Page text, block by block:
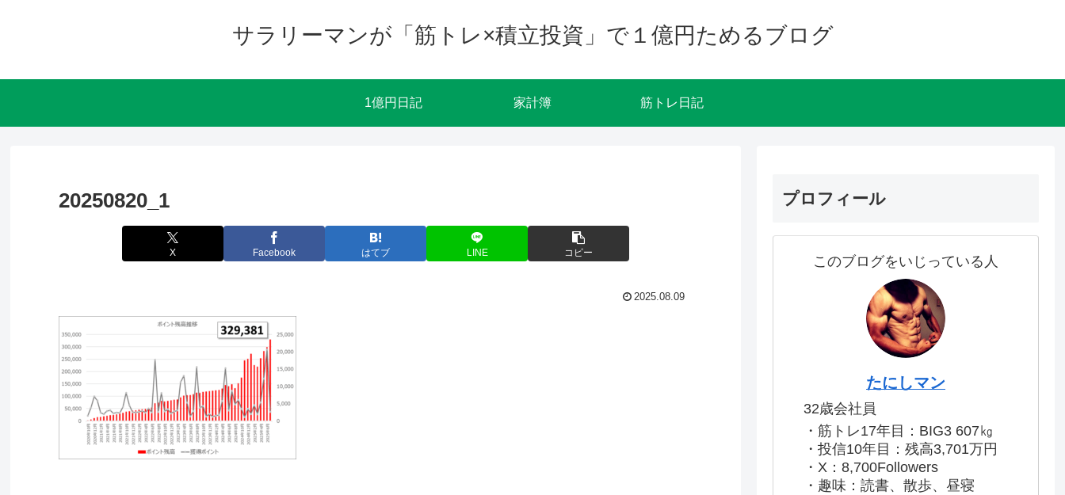
サラリーマンが「筋トレ×積立投資」で１億円ためるブログ
1億円日記 家計簿 筋トレ日記
20250820_1
X Facebook はてブ LINE コピー
2025.08.09
プロフィール
このブログをいじっている人
たにしマン
32歳会社員
・筋トレ17年目：BIG3 607㎏
・投信10年目：残高3,701万円
・X：8,700Followers
・趣味：読書、散歩、昼寝